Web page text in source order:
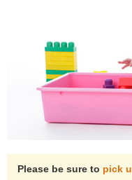
Please be sure to pick